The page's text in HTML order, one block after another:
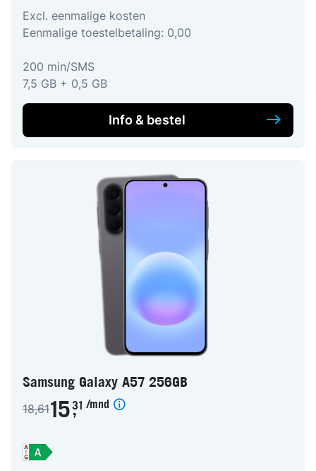
Excl. eenmalige kosten
Eenmalige toestelbetaling: 0,00
200 min/SMS
7,5 GB + 0,5 GB
Info & bestel
Samsung Galaxy A57 256GB
18,6115,
31 /mnd